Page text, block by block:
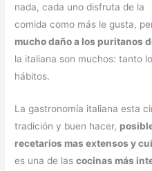
nada, cada uno disfruta de la
comida como más le gusta,
mucho daño a los puritanos
la italiana son muchos: tanto
hábitos.
La gastronomía italiana esta
tradición y buen hacer,
recetarios mas extensos y
es una de lascocinas más